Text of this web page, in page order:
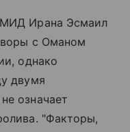
МИД Ирана Эсмаил
с Оманом
однако
двумя
означает
"Факторы,